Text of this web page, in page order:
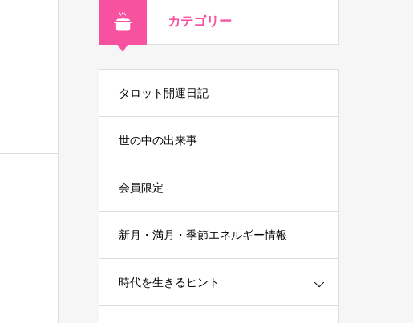
カテゴリー
タロット開運日記
世の中の出来事
会員限定
新月・満月・季節エネルギー情報
時代を生きるヒント